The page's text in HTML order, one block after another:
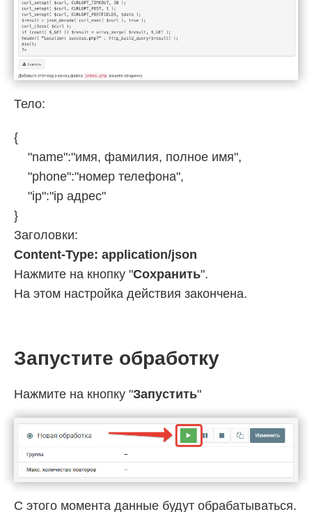
Тело:
{
"name":"имя, фамилия, полное имя",
"phone":"номер телефона",
"ip":"ip адрес"
}
Заголовки:
Content-Type: application/json
Нажмите на кнопку "Сохранить".
На этом настройка действия закончена.
Запустите обработку
Нажмите на кнопку "Запустить"
С этого момента данные будут обрабатываться.